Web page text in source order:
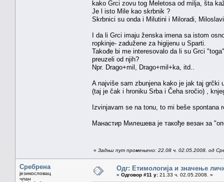
kako Grci zovu tog Meletosa od milja, šta
Je l isto Mile kao skrbnik ?
Skrbnici su onda i Milutini i Miloradi,
I da li Grci imaju ženska imena sa istom
ropkinje- zadužene za higijenu u Sparti.
Takođe bi me interesovalo da li su Grci
preuzeli od njih?
Npr. Drago+mil, Drago+mil+ka, itd..
A najviše sam zbunjena kako je jak taj grčki
(taj je čak i hroniku Srba i Čeha sročio) ,
Izvinjavam se na tonu, to mi beše spontana
Манастир Милешева је такође везан за
« Задњи пут промењено: 22.08 ч. 02.05.2008. од
Сребрена
језикословац
члан
Одг: Етимологија и значење
« Одговор #11 у: 21.33 ч. 02.05.2008. »